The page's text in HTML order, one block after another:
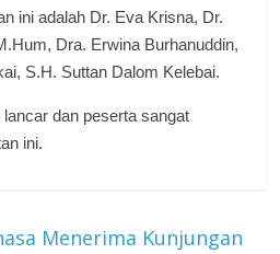
ini adalah Dr. Eva Krisna, Dr.
Dra. Erwina Burhanuddin,
S.H. Suttan Dalom Kelebai.
dan peserta sangat
ini.
Menerima Kunjungan